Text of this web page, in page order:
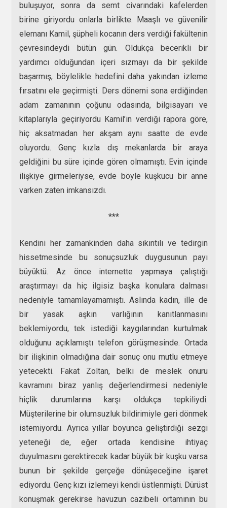
buluşuyor, sonra da semt civarındaki kafelerden
birine giriyordu onlarla birlikte. Maaşlı ve güvenilir
elemanı Kamil, şüpheli kocanın ders verdiği fakültenin
çevresindeydi bütün gün. Oldukça becerikli bir
yardımcı olduğundan içeri sızmayı da bir şekilde
başarmış, böylelikle hedefini daha yakından izleme
fırsatını ele geçirmişti. Ders dönemi sona erdiğinden
adam zamanının çoğunu odasında, bilgisayarı ve
kitaplarıyla geçiriyordu Kamil’in verdiği rapora göre,
hiç aksatmadan her akşam aynı saatte de evde
oluyordu. Genç kızla dış mekanlarda bir araya
geldiğini bu süre içinde gören olmamıştı. Evin içinde
ilişkiye girmeleriyse, evde böyle kuşkucu bir anne
varken zaten imkansızdı.
***
Kendini her zamankinden daha sıkıntılı ve tedirgin
hissetmesinde bu sonuçsuzluk duygusunun payı
büyüktü. Az önce internette yapmaya çalıştığı
araştırmayı da hiç ilgisiz başka konulara dalması
nedeniyle tamamlayamamıştı. Aslında kadın, ille de
bir yasak aşkın varlığının kanıtlanmasını
beklemiyordu, tek istediği kaygılarından kurtulmak
olduğunu açıklamıştı telefon görüşmesinde. Ortada
bir ilişkinin olmadığına dair sonuç onu mutlu etmeye
yetecekti. Fakat Zoltan, belki de meslek onuru
kavramını biraz yanlış değerlendirmesi nedeniyle
hiçlik durumlarına karşı oldukça tepkiliydi.
Müşterilerine bir olumsuzluk bildirimiyle geri dönmek
istemiyordu. Ayrıca yıllar boyunca geliştirdiği sezgi
yeteneği de, eğer ortada kendisine ihtiyaç
duyulmasını gerektirecek kadar büyük bir kuşku varsa
bunun bir şekilde gerçeğe dönüşeceğine işaret
ediyordu. Genç kızı izlemeyi kendi üstlenmişti. Dürüst
konuşmak gerekirse havuzun cazibeli ortamının bu